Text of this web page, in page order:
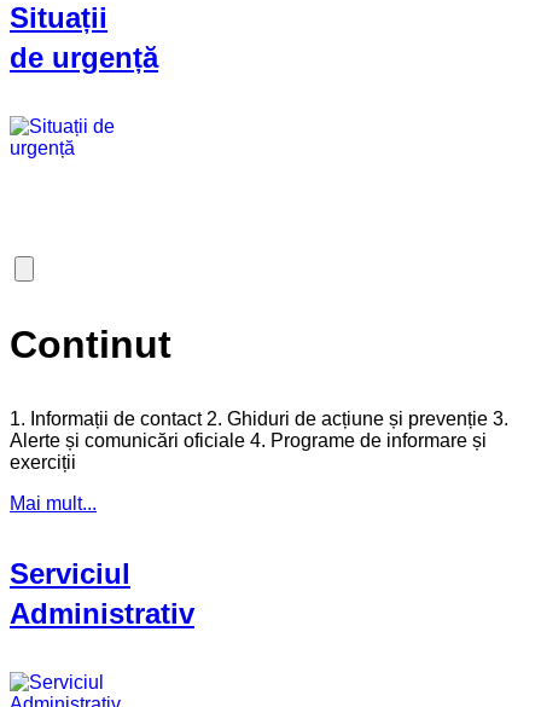
Situații
de urgență
Continut
1. Informații de contact 2. Ghiduri de acțiune și prevenție 3.
Alerte și comunicări oficiale 4. Programe de informare și
exerciții
Mai mult...
Serviciul
Administrativ